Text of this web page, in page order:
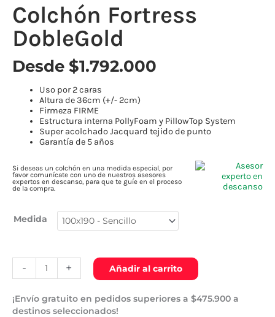
Colchón Fortress
DobleGold
Desde $1.792.000
Uso por 2 caras
Altura de 36cm (+/- 2cm)
Firmeza FIRME
Estructura interna PollyFoam y PillowTop System
Super acolchado Jacquard tejido de punto
Garantía de 5 años
Si deseas un colchón en una medida especial, por
favor comunícate con uno de nuestros asesores
expertos en descanso, para que te guíe en el proceso
de la compra.
Medida
-
Fortress
DobleGold
cantidad
+ Añadir al carrito
¡Envío gratuito en pedidos superiores a $475.900 a
destinos seleccionados!